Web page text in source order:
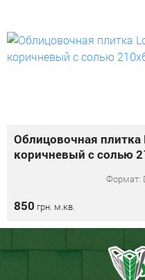
Облицовочная
коричневый с солью
Формат:
850 грн. м.кв.